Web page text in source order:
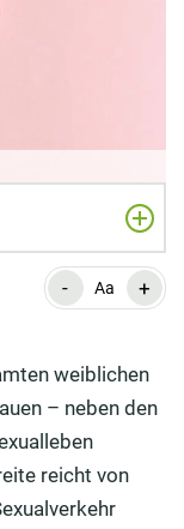
Wieso
Ist das noch
- Aa +
weiblichen
– neben den
reicht von